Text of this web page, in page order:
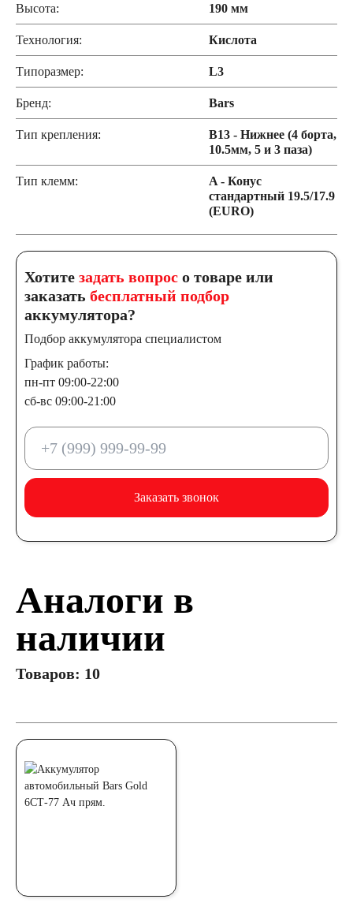
Высота: 190 мм
Технология: Кислота
Типоразмер: L3
Бренд: Bars
Тип крепления:
B13 - Нижнее (4 борта,
10.5мм, 5 и 3 паза)
Тип клемм:
A - Конус
стандартный 19.5/17.9
(EURO)
Хотите задать вопрос о товаре или
заказать бесплатный подбор
аккумулятора?
Подбор аккумулятора специалистом
График работы:
пн-пт 09:00-22:00
сб-вс 09:00-21:00
Заказать звонок
Аналоги в
наличии
Товаров: 10